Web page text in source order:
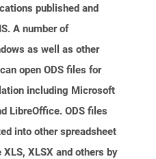
published and
A number of
as well as other
open ODS files for
including Microsoft
LibreOffice. ODS files
into other spreadsheet
XLSX and others by